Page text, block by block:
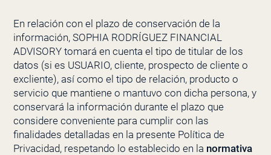
En relación con el plazo de conservación de la
información, SOPHIA RODRÍGUEZ FINANCIAL
ADVISORYtomará en cuenta el tipo de titular de los
datos (si es USUARIO, cliente, prospecto de cliente o
excliente), así como el tipo de relación, producto o
servicio que mantiene o mantuvo con dicha persona, y
conservará la información durante el plazo que
considere conveniente para cumplir con las
finalidades detalladas en la presente Política de
Privacidad, respetando lo establecido en la normativa